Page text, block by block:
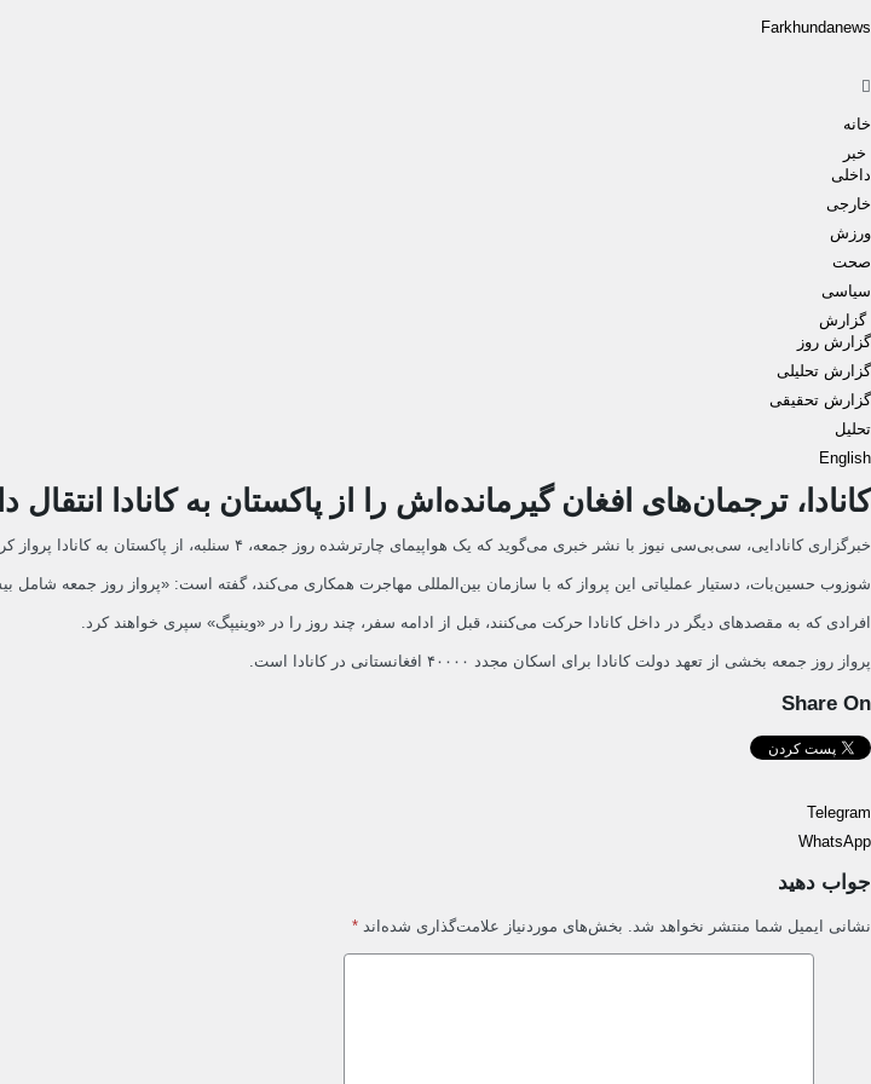
Farkhundanews
Menu
خانه
خبر
داخلی
خارجی
ورزش
صحت
سیاسی
گزارش
گزارش روز
گزارش تحلیلی
گزارش تحقیقی
تحلیل
English
کانادا، ترجمان‌های افغان گیرمانده‌اش را از پاکستان به کانادا انتقال
خبرگزاری کانادایی، سی‌بی‌سی نیوز با نشر خبری می‌گوید که یک هواپیمای چارترشده روز جمعه، ۴ سنلبه، از پاکستان به کانادا پرواز کرده و ۳۲۴ پناهجوی افغانستانی را به این کشور انتقال داده است.
شوزوب حسین‌بات، دستیار عملیاتی این پرواز که با سازمان بین‌المللی مهاجرت همکاری می‌کند، گفته است: «پرواز روز جمعه شامل بیش از ۱۶۰ پناهنده بود که ترجمان‌های سابق نیروهای مسلح کانادا
افرادی که به مقصدهای دیگر در داخل کانادا حرکت می‌کنند، قبل از ادامه سفر، چند روز را در «وینیپگ» سپری خواهند کرد.
پرواز روز جمعه بخشی از تعهد دولت کانادا برای اسکان مجدد ۴۰۰۰۰ افغانستانی در کانادا است.
Share On
Telegram
WhatsApp
جواب دهید
نشانی ایمیل شما منتشر نخواهد شد. بخش‌های موردنیاز علامت‌گذاری شده‌اند *